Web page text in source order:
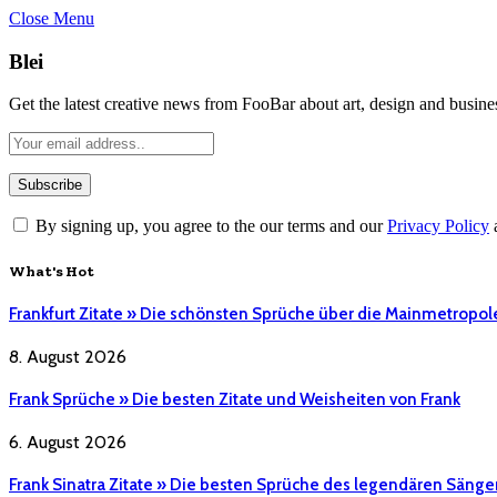
Close Menu
Blei
Get the latest creative news from FooBar about art, design and
By signing up, you agree to the our terms and ourPrivacy Policy
What's Hot
Frankfurt Zitate » Die schönsten Sprüche über die
8. August 2026
Frank Sprüche » Die besten Zitate und Weisheiten von Frank
6. August 2026
Frank Sinatra Zitate » Die besten Sprüche des legendären